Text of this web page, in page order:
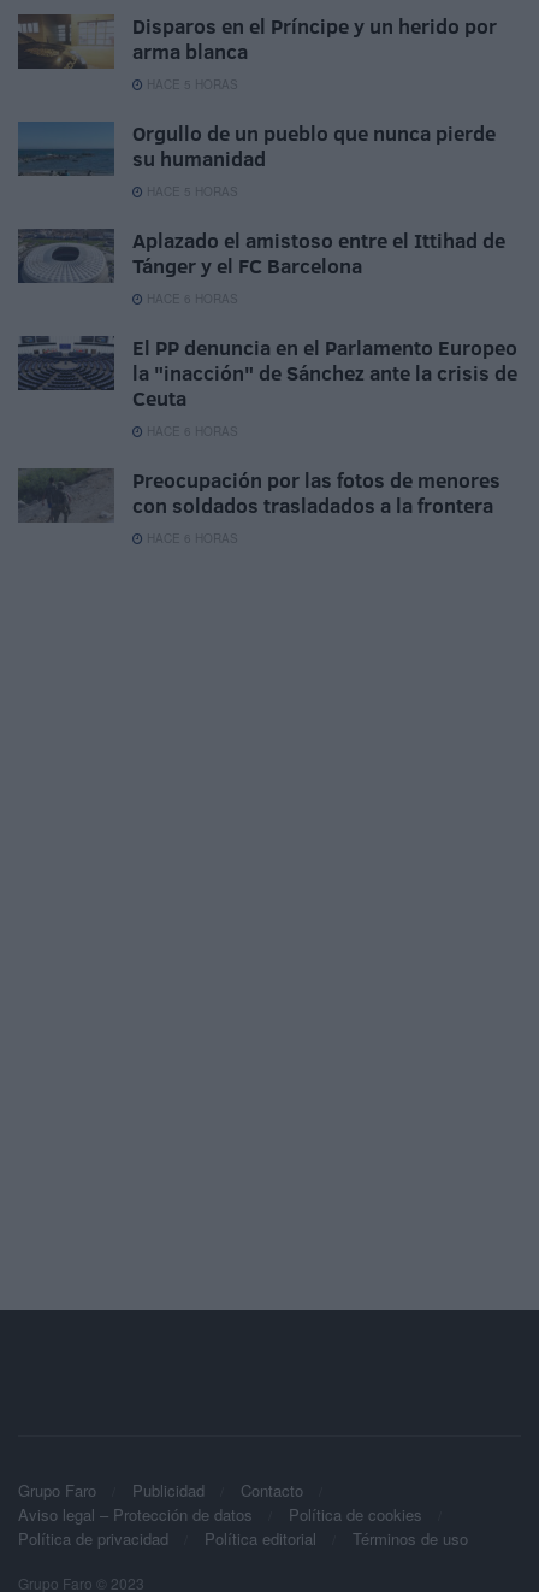
Disparos en el Príncipe y un herido por
arma blanca
HACE 5 HORAS
Orgullo de un pueblo que nunca pierde
su humanidad
HACE 5 HORAS
Aplazado el amistoso entre el Ittihad de
Tánger y el FC Barcelona
HACE 6 HORAS
El PP denuncia en el Parlamento Europeo
la "inacción" de Sánchez ante la crisis de
Ceuta
HACE 6 HORAS
Preocupación por las fotos de menores
con soldados trasladados a la frontera
HACE 6 HORAS
Grupo Faro Publicidad
Contacto
Aviso legal – Protección de datos
Política de cookies
Política de privacidad
Política editorial Términos de uso
Grupo Faro © 2023